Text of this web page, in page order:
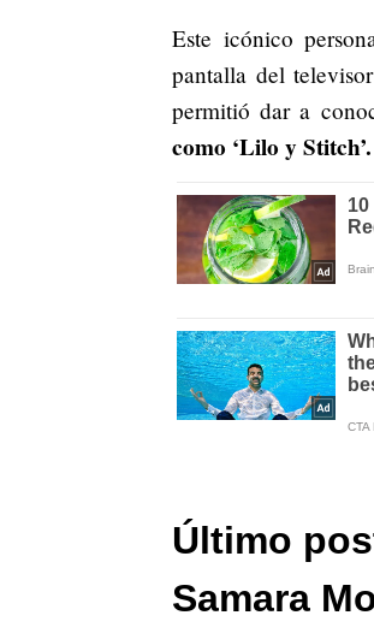
Este icónico
pantalla del
permitió dar a
como ‘Lilo y Stitch’.
Último
Samara